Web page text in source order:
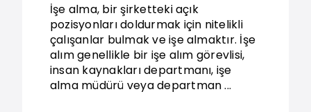
İşe alma, bir şirketteki açık
pozisyonları doldurmak için nitelikli
çalışanlar bulmak ve işe almaktır. İşe
alım genellikle bir işe alım görevlisi,
insan kaynakları departmanı, işe
alma müdürü veya departman ...